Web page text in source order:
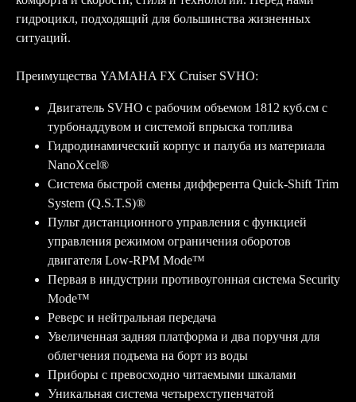
гидроцикл, подходящий для большинства жизненных
ситуаций.
Преимущества YAMAHA FX Cruiser SVHO:
Двигатель SVHO с рабочим объемом 1812 куб.см с
турбонаддувом и системой впрыска топлива
Гидродинамический корпус и палуба из материала
NanoXcel®
Система быстрой смены дифферента Quick-Shift Trim
System (Q.S.T.S)®
Пульт дистанционного управления с функцией
управления режимом ограничения оборотов
двигателя Low-RPM Mode™
Первая в индустрии противоугонная система Security
Mode™
Реверс и нейтральная передача
Увеличенная задняя платформа и два поручня для
облегчения подъема на борт из воды
Приборы с превосходно читаемыми шкалами
Уникальная система четырехступенчатой